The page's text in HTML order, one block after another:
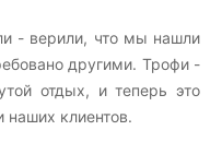
- верили, что мы нашли
другими. Трофи -
отдых, и теперь это
клиентов.